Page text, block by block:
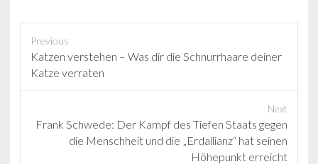
Previous
P
r
e
Katzen verstehen – Was dir die Schnurrhaare deiner
Katze verraten
Next
NFrank Schwede: Der Kampf des Tiefen Staats gegen
die Menschheit und die „Erdallianz“ hat seinen
Höhepunkt erreicht